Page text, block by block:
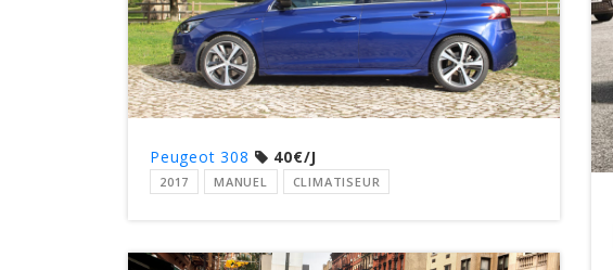
Peugeot 308 40€/J
2017 MANUEL CLIMATISEUR